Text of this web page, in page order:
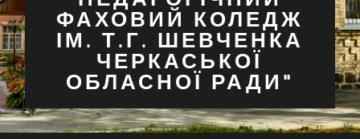
ФАХОВИЙ КОЛЕДЖ
ІМ. Т.Г. ШЕВЧЕНКА
ЧЕРКАСЬКОЇ
ОБЛАСНОЇ РАДИ"